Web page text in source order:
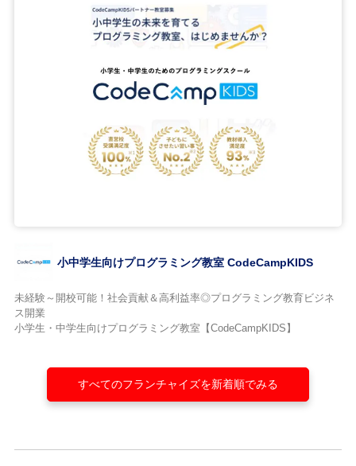
小中学生向けプログラミング教室 CodeCampKIDS
未経験～開校可能！社会貢献＆高利益率◎プログラミング教育ビジネ
ス開業
小学生・中学生向けプログラミング教室【CodeCampKIDS】
すべてのフランチャイズを新着順でみる